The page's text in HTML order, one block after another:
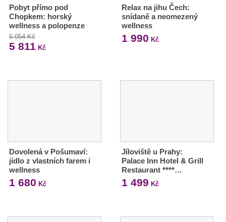
Pobyt přímo pod
Chopkem: horský
wellness a polopenze
6 054 Kč
5 811 Kč
Relax na jihu Čech:
snídaně a neomezený
wellness
1 990 Kč
Dovolená v Pošumaví:
jídlo z vlastních farem i
wellness
1 680 Kč
Jíloviště u Prahy:
Palace Inn Hotel & Grill
Restaurant ****…
1 499 Kč